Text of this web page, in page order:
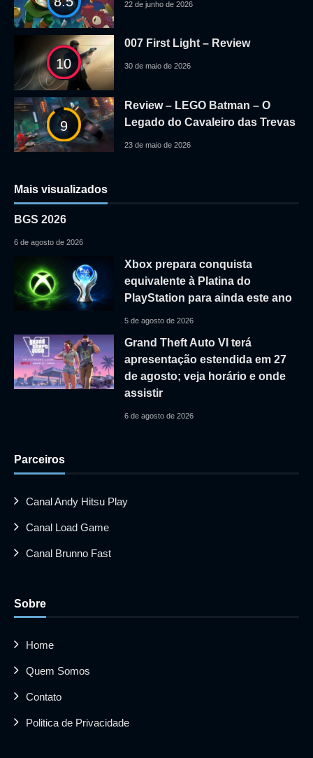
22 de junho de 2026
10
007 First Light – Review
30 de maio de 2026
9
Review – LEGO Batman – O
Legado do Cavaleiro das Trevas
23 de maio de 2026
Mais visualizados
BGS 2026
6 de agosto de 2026
Xbox prepara conquista
equivalente à Platina do
PlayStation para ainda este ano
5 de agosto de 2026
Grand Theft Auto VI terá
apresentação estendida em 27
de agosto; veja horário e onde
assistir
6 de agosto de 2026
Parceiros
Canal Andy Hitsu Play
Canal Load Game
Canal Brunno Fast
Sobre
Home
Quem Somos
Contato
Politica de Privacidade